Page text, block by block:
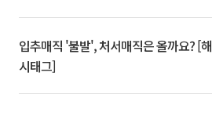
입추매직 '불발', 처서매직은 올까요? [해
시태그]